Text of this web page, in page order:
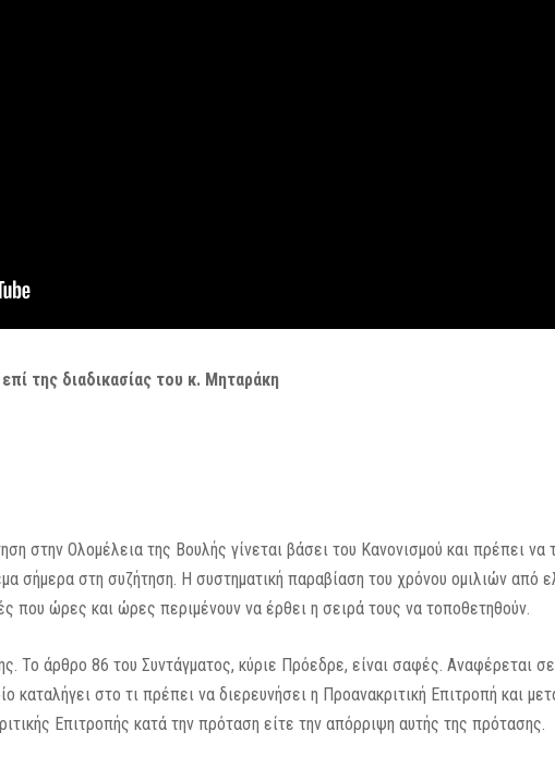
της διαδικασίας του κ. Μηταράκη
στην Ολομέλεια της Βουλής γίνεται βάσει του Κανονισμού και πρέπει να
σήμερα στη συζήτηση. Η συστηματική παραβίαση του χρόνου ομιλιών από
που ώρες και ώρες περιμένουν να έρθει η σειρά τους να τοποθετηθούν.
Το άρθρο 86 του Συντάγματος, κύριε Πρόεδρε, είναι σαφές. Αναφέρεται
καταλήγει στο τι πρέπει να διερευνήσει η Προανακριτική Επιτροπή και
Επιτροπής κατά την πρόταση είτε την απόρριψη αυτής της πρότασης.